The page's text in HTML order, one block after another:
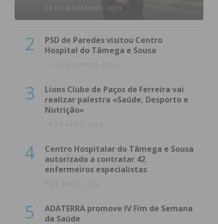
23 DE NOVEMBRO 2023
2
PSD de Paredes visitou Centro
Hospital do Tâmega e Sousa
23 DE OUTUBRO 2023
3
Lions Clube de Paços de Ferreira vai
realizar palestra «Saúde, Desporto e
Nutrição»
14 DE ABRIL 2022
4
Centro Hospitalar do Tâmega e Sousa
autorizado a contratar 42
enfermeiros especialistas
8 DE ABRIL 2022
5
ADATERRA promove IV Fim de Semana
da Saúde